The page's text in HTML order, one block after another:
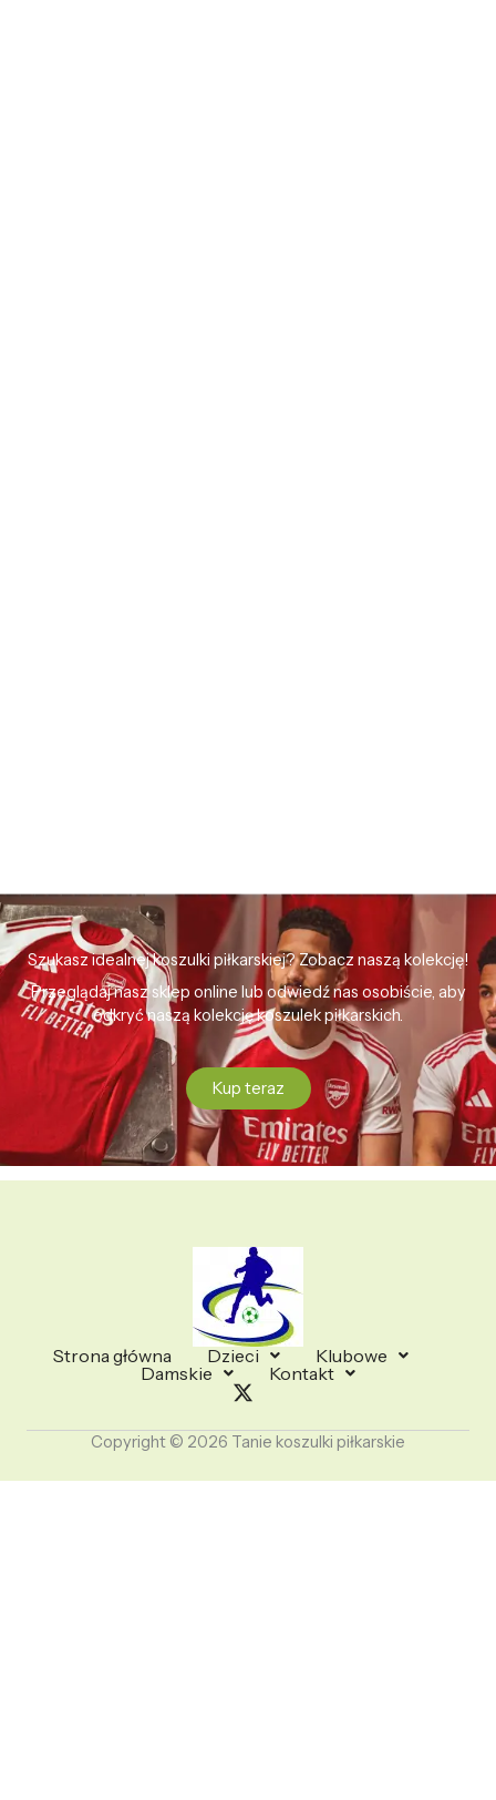
Szukasz idealnej koszulki piłkarskiej? Zobacz naszą kolekcję!
Przeglądaj nasz sklep online lub odwiedź nas osobiście, aby
odkryć naszą kolekcję koszulek piłkarskich.
Kup teraz
Strona główna Dzieci
Klubowe
Damskie
Kontakt
Copyright © 2026 Tanie koszulki piłkarskie